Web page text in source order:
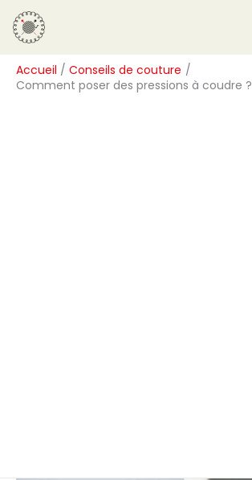
Aller
au
contenu
Accueil
Conseils de couture
Comment poser des pressions à coudre ?
R
e
c
h